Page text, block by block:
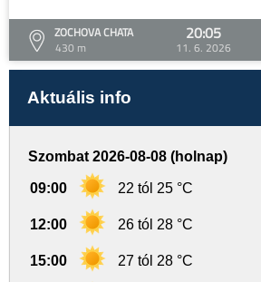
ZOCHOVA CHATA
430 m
20:05
11. 6. 2026
Aktuális info
Szombat 2026-08-08 (holnap)
09:00 22 tól 25 °C
12:00 26 tól 28 °C
15:00 27 tól 28 °C